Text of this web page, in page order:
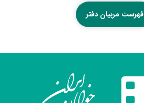
فهرست مربیان دفتر